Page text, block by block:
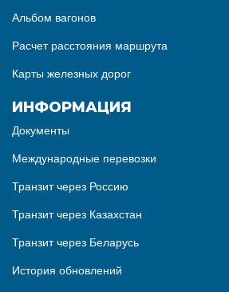
Альбом вагонов
Расчет расстояния маршрута
Карты железных дорог
ИНФОРМАЦИЯ
Документы
Международные перевозки
Транзит через Россию
Транзит через Казахстан
Транзит через Беларусь
История обновлений